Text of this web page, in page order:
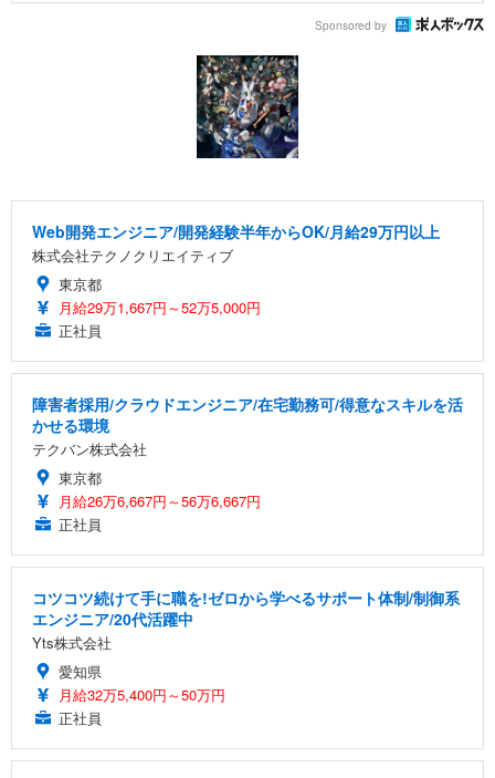
Sponsored by
Web開発エンジニア/開発経験半年からOK/月給29万円以上
株式会社テクノクリエイティブ
東京都
月給29万1,667円～52万5,000円
正社員
障害者採用/クラウドエンジニア/在宅勤務可/得意なスキルを活
かせる環境
テクバン株式会社
東京都
月給26万6,667円～56万6,667円
正社員
コツコツ続けて手に職を!ゼロから学べるサポート体制/制御系
エンジニア/20代活躍中
Yts株式会社
愛知県
月給32万5,400円～50万円
正社員